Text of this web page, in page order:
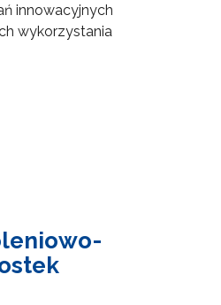
innowacyjnych
wykorzystania